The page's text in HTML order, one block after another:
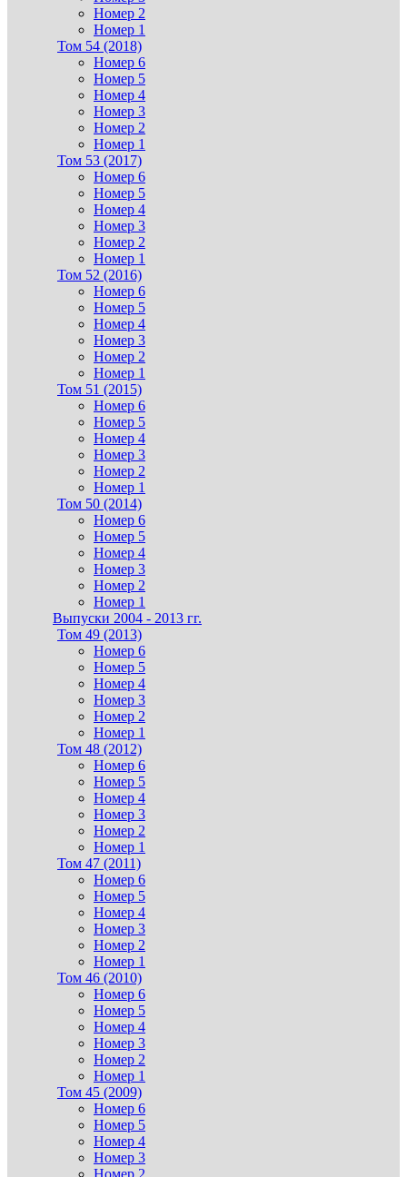
Номер 2
Номер 1
Том 54 (2018)
Номер 6
Номер 5
Номер 4
Номер 3
Номер 2
Номер 1
Том 53 (2017)
Номер 6
Номер 5
Номер 4
Номер 3
Номер 2
Номер 1
Том 52 (2016)
Номер 6
Номер 5
Номер 4
Номер 3
Номер 2
Номер 1
Том 51 (2015)
Номер 6
Номер 5
Номер 4
Номер 3
Номер 2
Номер 1
Том 50 (2014)
Номер 6
Номер 5
Номер 4
Номер 3
Номер 2
Номер 1
Выпуски 2004 - 2013 гг.
Том 49 (2013)
Номер 6
Номер 5
Номер 4
Номер 3
Номер 2
Номер 1
Том 48 (2012)
Номер 6
Номер 5
Номер 4
Номер 3
Номер 2
Номер 1
Том 47 (2011)
Номер 6
Номер 5
Номер 4
Номер 3
Номер 2
Номер 1
Том 46 (2010)
Номер 6
Номер 5
Номер 4
Номер 3
Номер 2
Номер 1
Том 45 (2009)
Номер 6
Номер 5
Номер 4
Номер 3
Номер 2